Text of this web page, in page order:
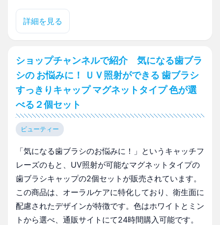
詳細を見る
ショップチャンネルで紹介 気になる歯ブラ
シの お悩みに！ ＵＶ照射ができる 歯ブラシ
すっきりキャップ マグネットタイプ 色が選
べる２個セット
ビューティー
「気になる歯ブラシのお悩みに！」というキャッチフ
レーズのもと、UV照射が可能なマグネットタイプの
歯ブラシキャップの2個セットが販売されています。
この商品は、オーラルケアに特化しており、衛生面に
配慮されたデザインが特徴です。色はホワイトとミン
トから選べ、通販サイトにて24時間購入可能です。